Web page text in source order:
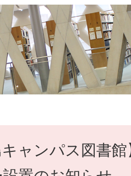
e
カ
ス
タ
ム
検
キャンパス図書